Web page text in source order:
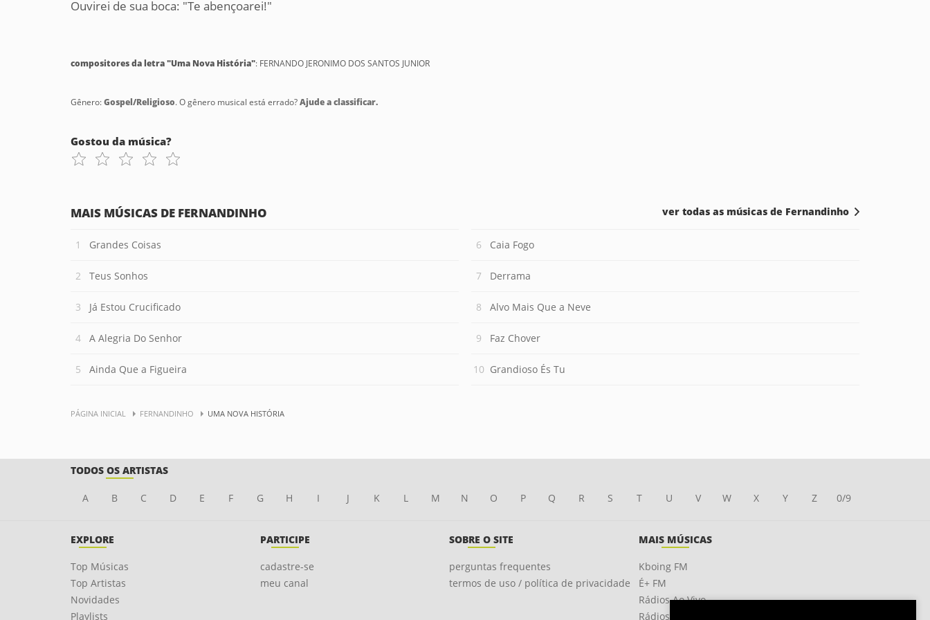
Ouvirei de sua boca: "Te abençoarei!"
compositores da letra "Uma Nova História": FERNANDO JERONIMO DOS SANTOS JUNIOR
Gênero:Gospel/Religioso. O gênero musical está errado?Ajude a classificar.
Gostou da música?
MAIS MÚSICAS DE FERNANDINHO
Grandes Coisas
Teus Sonhos
Já Estou Crucificado
A Alegria Do Senhor
Ainda Que a Figueira
Caia Fogo
Derrama
Alvo Mais Que a Neve
Faz Chover
Grandioso És Tu
ver todas as músicas de Fernandinho
PÁGINA INICIAL FERNANDINHO UMA NOVA HISTÓRIA
TODOS OS ARTISTAS
A B C D E F G H I J K L M N O P Q R S T U V W X Y Z 0/9
EXPLORE
Top Músicas
Top Artistas
Novidades
Playlists
PARTICIPE
cadastre-se
meu canal
SOBRE O SITE
perguntas frequentes
termos de uso / política de privacidade
MAIS MÚSICAS
Kboing FM
É+ FM
Rádios Ao Vivo
Rádios OnLine